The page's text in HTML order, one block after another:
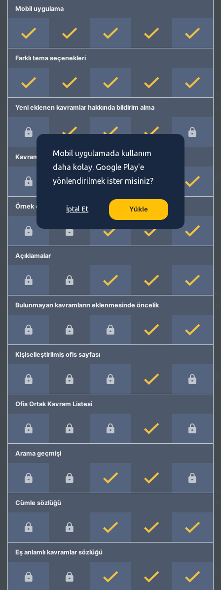
Mobil uygulama
Farklı tema seçenekleri
Yeni eklenen kavramlar hakkında bildirim alma
Kavram önerme
Örnek cümleler
Açıklamalar
Bulunmayan kavramların eklenmesinde öncelik
Kişiselleştirilmiş ofis sayfası
Ofis Ortak Kavram Listesi
Arama geçmişi
Cümle sözlüğü
Eş anlamlı kavramlar sözlüğü
Mobil uygulamada kullanım
daha kolay. Google Play'e
yönlendirilmek ister misiniz?
İptal Et Yükle